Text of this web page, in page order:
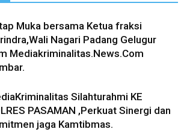
Muka bersama Ketua fraksi
Nagari Padang Gelugur
Mediakriminalitas.News.Com
Silahturahmi KE
PASAMAN ,Perkuat Sinergi dan
jaga Kamtibmas.